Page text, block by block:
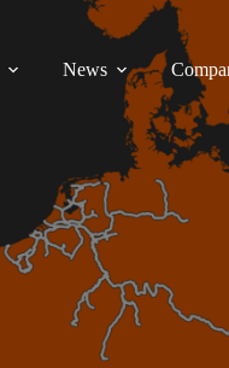
News